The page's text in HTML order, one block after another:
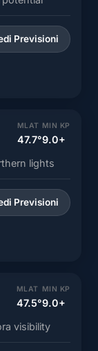
Previsioni
MLAT
47.7°
MIN KP
9.0+
lights
Previsioni
MLAT
47.5°
MIN KP
9.0+
visibility